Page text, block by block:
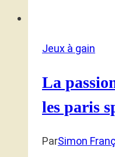
Jeux à gain
La
les paris
ParSimon